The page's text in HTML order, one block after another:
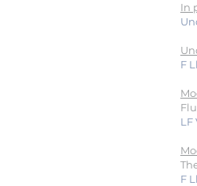
In
F
LF
F